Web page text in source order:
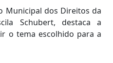
Municipal dos Direitos da
Schubert, destaca a
o tema escolhido para a